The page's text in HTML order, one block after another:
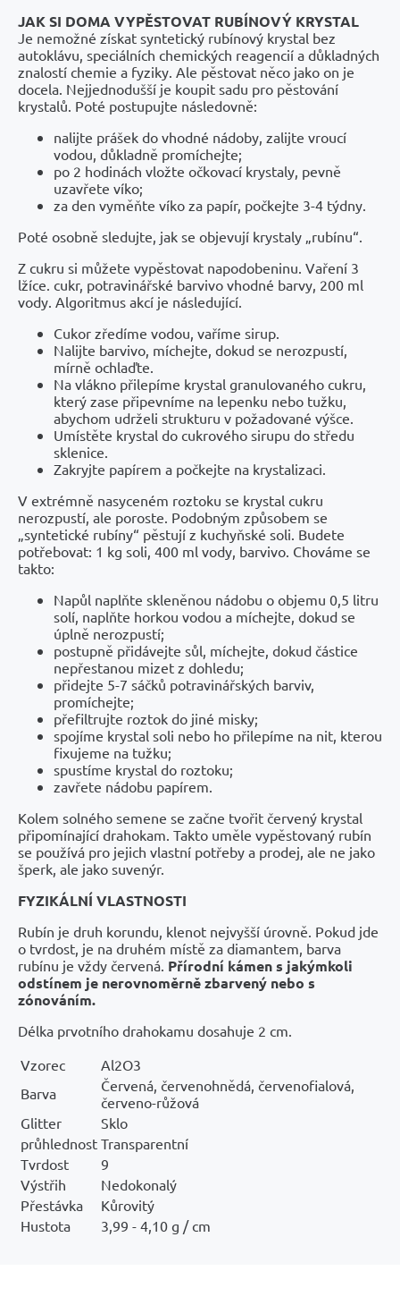
JAK SI DOMA VYPĚSTOVAT RUBÍNOVÝ KRYSTAL
Je nemožné získat syntetický rubínový krystal bez
autoklávu, speciálních chemických reagencií a důkladných
znalostí chemie a fyziky. Ale pěstovat něco jako on je
docela. Nejjednodušší je koupit sadu pro pěstování
krystalů. Poté postupujte následovně:
nalijte prášek do vhodné nádoby, zalijte vroucí
vodou, důkladně promíchejte;
po 2 hodinách vložte očkovací krystaly, pevně
uzavřete víko;
za den vyměňte víko za papír, počkejte 3-4 týdny.
Poté osobně sledujte, jak se objevují krystaly „rubínu“.
Z cukru si můžete vypěstovat napodobeninu. Vaření 3
lžíce. cukr, potravinářské barvivo vhodné barvy, 200 ml
vody. Algoritmus akcí je následující.
Cukor zředíme vodou, vaříme sirup.
Nalijte barvivo, míchejte, dokud se nerozpustí,
mírně ochlaďte.
Na vlákno přilepíme krystal granulovaného cukru,
který zase připevníme na lepenku nebo tužku,
abychom udrželi strukturu v požadované výšce.
Umístěte krystal do cukrového sirupu do středu
sklenice.
Zakryjte papírem a počkejte na krystalizaci.
V extrémně nasyceném roztoku se krystal cukru
nerozpustí, ale poroste. Podobným způsobem se
„syntetické rubíny“ pěstují z kuchyňské soli. Budete
potřebovat: 1 kg soli, 400 ml vody, barvivo. Chováme se
takto:
Napůl naplňte skleněnou nádobu o objemu 0,5 litru
solí, naplňte horkou vodou a míchejte, dokud se
úplně nerozpustí;
postupně přidávejte sůl, míchejte, dokud částice
nepřestanou mizet z dohledu;
přidejte 5-7 sáčků potravinářských barviv,
promíchejte;
přefiltrujte roztok do jiné misky;
spojíme krystal soli nebo ho přilepíme na nit, kterou
fixujeme na tužku;
spustíme krystal do roztoku;
zavřete nádobu papírem.
Kolem solného semene se začne tvořit červený krystal
připomínající drahokam. Takto uměle vypěstovaný rubín
se používá pro jejich vlastní potřeby a prodej, ale ne jako
šperk, ale jako suvenýr.
FYZIKÁLNÍ VLASTNOSTI
Rubín je druh korundu, klenot nejvyšší úrovně. Pokud jde
o tvrdost, je na druhém místě za diamantem, barva
rubínu je vždy červená. Přírodní kámen s jakýmkoli
odstínem je nerovnoměrně zbarvený nebo s
zónováním.
Délka prvotního drahokamu dosahuje 2 cm.
Vzorec
Al2O3
Barva
Červená, červenohnědá, červenofialová,
červeno-růžová
Glitter
Sklo
průhlednost Transparentní
Tvrdost
9
Výstřih
Nedokonalý
Přestávka
Kůrovitý
Hustota
3,99 - 4,10 g / cm